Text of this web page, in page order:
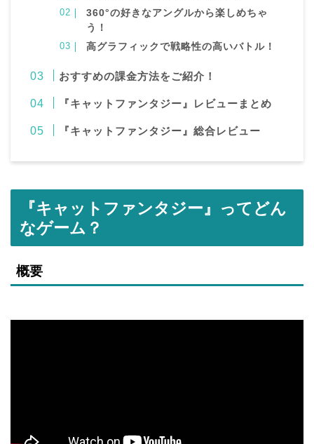
360°の好きなアングルから楽しめちゃ
う！
高グラフィックで戦略性の高いバトル！
おすすめの課金方法をご紹介！
『キャットファンタジー 』レビューまとめ
『キャットファンタジー 』総合レビュー
『キャットファンタジー』ってどん
なゲーム？
概要